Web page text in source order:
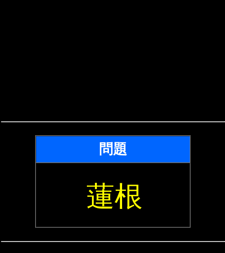
問題
蓮根